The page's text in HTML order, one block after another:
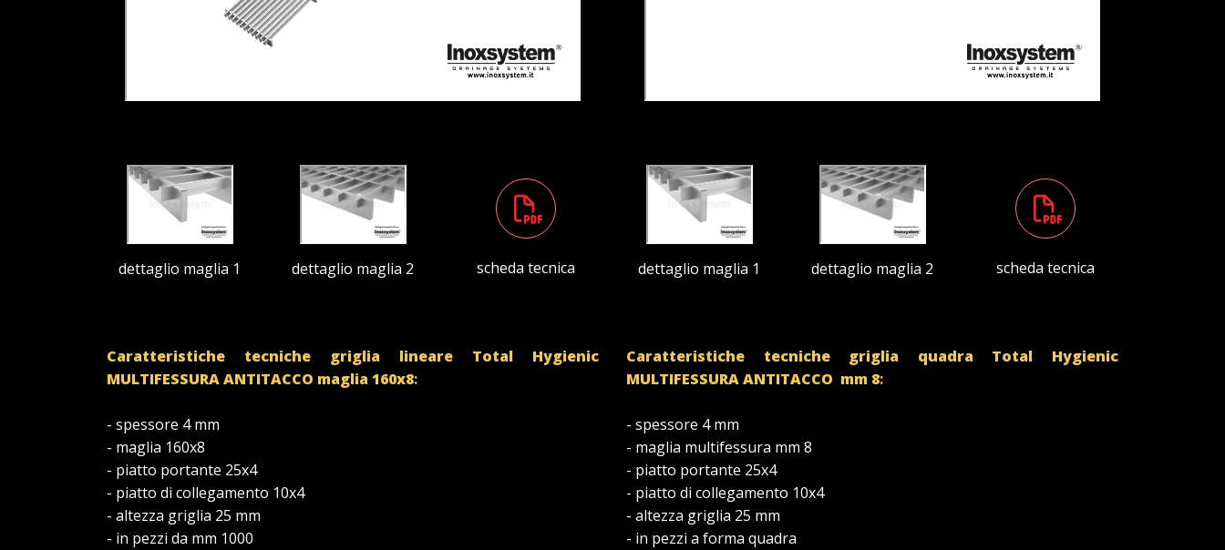
dettaglio maglia 1 dettaglio maglia 2 scheda tecnica
Caratteristiche tecniche griglia lineare Total Hygienic
MULTIFESSURAANTITACCO maglia 160x8:
- spessore 4 mm
- maglia 160x8
- piatto portante 25x4
- piatto di collegamento 10x4
- altezza griglia 25 mm
- in pezzi da mm 1000
dettaglio maglia 1 dettaglio maglia 2 scheda tecnica
Caratteristiche tecniche griglia quadra Total Hygienic
MULTIFESSURAANTITACCO mm 8:
- spessore 4 mm
- maglia multifessura mm 8
- piatto portante 25x4
- piatto di collegamento 10x4
- altezza griglia 25 mm
- in pezzi a forma quadra